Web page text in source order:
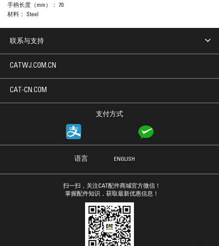
手柄长度（mm）： 70
材料： Steel
联系与支持
支付方式
CATWJ.COM.CN
CAT-CN.COM
语言 ENGLISH
扫一扫，关注CAT配件商城官方微信！
掌握配件知识，获取最新优惠信息！